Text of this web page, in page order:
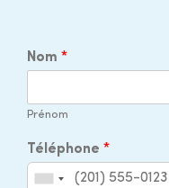
Nom *
Prénom
Téléphone *